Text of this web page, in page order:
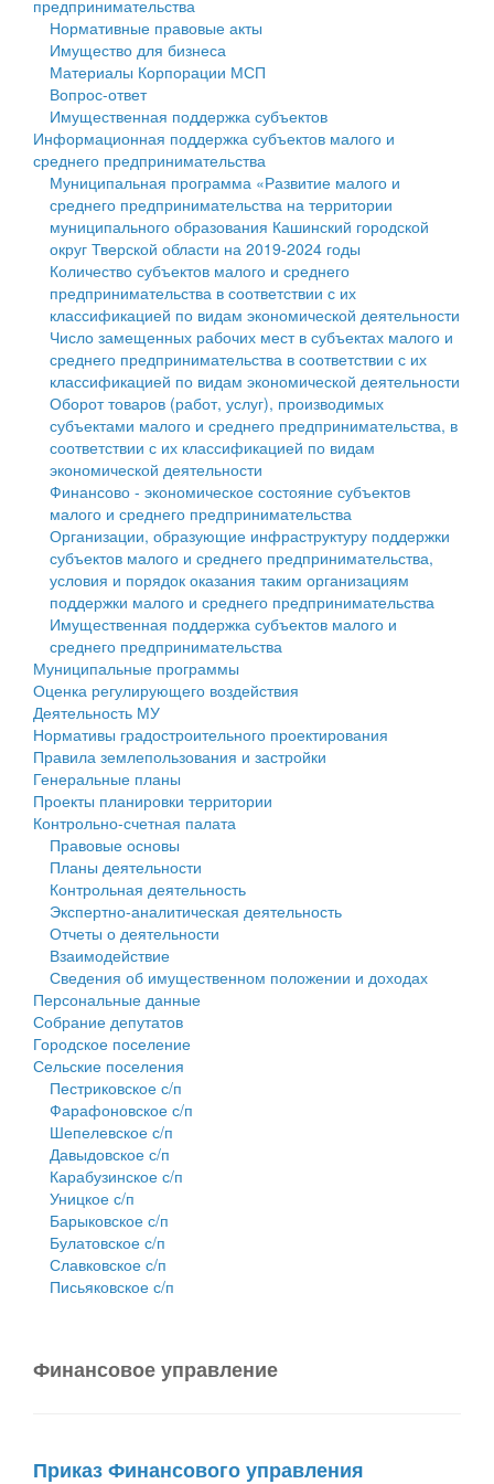
Государственные услуги
Промышленность и АПК
Экономика и бизнес
...
Символика
Устав
Гостям округа
Туризм
Культура
Образование
Здравоохранение
Социальная защита
Фотоальбом
муниципального округа Тверской области
Администрация Кашинского муниципального округа
Тверской области
Управление сельскими территориями
Открытые данные
Работа с обращениями граждан
Муниципальный контроль
Муниципальные услуги
Проекты административных регламентов
Антимонопольный комплаенс
Противодействие коррупции
Финансовое управление
Бюджет для граждан
Имущество
Выявление правообладателей ранее учтенных
объектов недвижимости
Имущественная поддержка субъектов малого и
среднего предпринимательства
Информационная поддержка субъектов малого и
среднего предпринимательства
Муниципальные программы
Контрольно-счетная палата
Персональные данные
Оценка регулирующего воздействия
Деятельность МУ
Нормативы градостроительного проектирования
Правила землепользования и застройки
Генеральные планы
Проекты планировки территории
Собрание депутатов
Городское поселение
Сельские поселения
предпринимательства
Нормативные правовые акты
Имущество для бизнеса
Материалы Корпорации МСП
Вопрос-ответ
Имущественная поддержка субъектов
Информационная поддержка субъектов малого и
среднего предпринимательства
Муниципальная программа «Развитие малого и
среднего предпринимательства на территории
муниципального образования Кашинский городской
округ Тверской области на 2019-2024 годы
Количество субъектов малого и среднего
предпринимательства в соответствии с их
классификацией по видам экономической деятельности
Число замещенных рабочих мест в субъектах малого и
среднего предпринимательства в соответствии с их
классификацией по видам экономической деятельности
Оборот товаров (работ, услуг), производимых
субъектами малого и среднего предпринимательства, в
соответствии с их классификацией по видам
экономической деятельности
Финансово - экономическое состояние субъектов
малого и среднего предпринимательства
Организации, образующие инфраструктуру поддержки
субъектов малого и среднего предпринимательства,
условия и порядок оказания таким организациям
поддержки малого и среднего предпринимательства
Имущественная поддержка субъектов малого и
среднего предпринимательства
Муниципальные программы
Оценка регулирующего воздействия
Деятельность МУ
Нормативы градостроительного проектирования
Правила землепользования и застройки
Генеральные планы
Проекты планировки территории
Контрольно-счетная палата
Правовые основы
Планы деятельности
Контрольная деятельность
Экспертно-аналитическая деятельность
Отчеты о деятельности
Взаимодействие
Сведения об имущественном положении и доходах
Персональные данные
Собрание депутатов
Городское поселение
Сельские поселения
Пестриковское с/п
Фарафоновское с/п
Шепелевское с/п
Давыдовское с/п
Карабузинское с/п
Уницкое с/п
Барыковское с/п
Булатовское с/п
Славковское с/п
Письяковское с/п
Финансовое управление
Приказ Финансового управления